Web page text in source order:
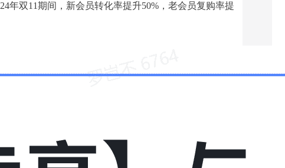
年双11期间，新会员转化率提升50%，老会员复购率提